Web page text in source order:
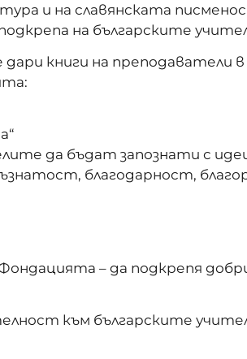
и на славянската
на българските
книги на преподаватели в
да бъдат запознати с
благодарност,
– да подкрепя
към българските